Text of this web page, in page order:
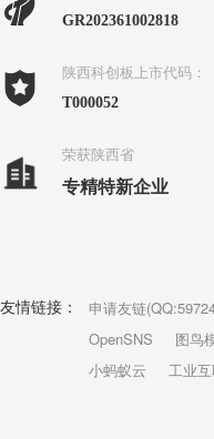
GR202361002818
陕西科创板上市代码：
T000052
荣获陕西省
专精特新企业
友情链接： 申请友链
OpenSNS
图鸟
小蚂蚁云
工业